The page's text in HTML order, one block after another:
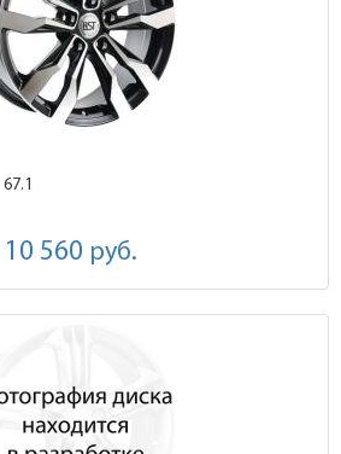
67.1
10 560 руб.